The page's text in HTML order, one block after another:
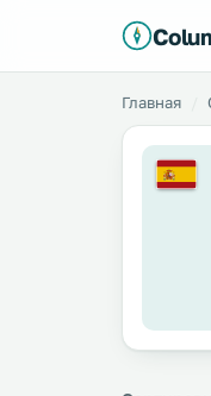
Главная